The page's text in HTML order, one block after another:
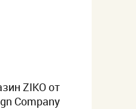
ZIKO от
Company